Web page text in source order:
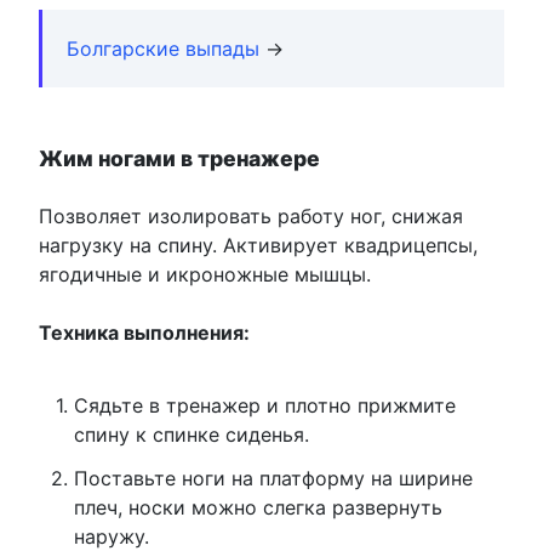
Болгарские выпады →
Жим ногами в тренажере
Позволяет изолировать работу ног, снижая
нагрузку на спину. Активирует квадрицепсы,
ягодичные и икроножные мышцы.
Техника выполнения:
Сядьте в тренажер и плотно прижмите
спину к спинке сиденья.
Поставьте ноги на платформу на ширине
плеч, носки можно слегка развернуть
наружу.